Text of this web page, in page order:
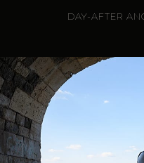
DAY-AFTER